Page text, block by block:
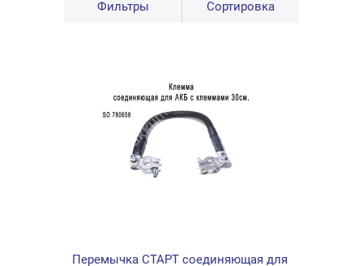
Фильтры Сортировка
Перемычка СТАРТ соединяющая для